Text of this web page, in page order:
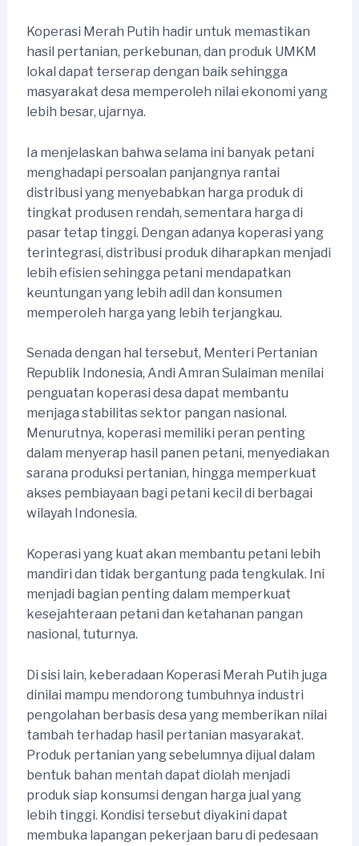
Koperasi Merah Putih hadir untuk memastikan
hasil pertanian, perkebunan, dan produk UMKM
lokal dapat terserap dengan baik sehingga
masyarakat desa memperoleh nilai ekonomi yang
lebih besar, ujarnya.
Ia menjelaskan bahwa selama ini banyak petani
menghadapi persoalan panjangnya rantai
distribusi yang menyebabkan harga produk di
tingkat produsen rendah, sementara harga di
pasar tetap tinggi. Dengan adanya koperasi yang
terintegrasi, distribusi produk diharapkan menjadi
lebih efisien sehingga petani mendapatkan
keuntungan yang lebih adil dan konsumen
memperoleh harga yang lebih terjangkau.
Senada dengan hal tersebut, Menteri Pertanian
Republik Indonesia, Andi Amran Sulaiman menilai
penguatan koperasi desa dapat membantu
menjaga stabilitas sektor pangan nasional.
Menurutnya, koperasi memiliki peran penting
dalam menyerap hasil panen petani, menyediakan
sarana produksi pertanian, hingga memperkuat
akses pembiayaan bagi petani kecil di berbagai
wilayah Indonesia.
Koperasi yang kuat akan membantu petani lebih
mandiri dan tidak bergantung pada tengkulak. Ini
menjadi bagian penting dalam memperkuat
kesejahteraan petani dan ketahanan pangan
nasional, tuturnya.
Di sisi lain, keberadaan Koperasi Merah Putih juga
dinilai mampu mendorong tumbuhnya industri
pengolahan berbasis desa yang memberikan nilai
tambah terhadap hasil pertanian masyarakat.
Produk pertanian yang sebelumnya dijual dalam
bentuk bahan mentah dapat diolah menjadi
produk siap konsumsi dengan harga jual yang
lebih tinggi. Kondisi tersebut diyakini dapat
membuka lapangan pekerjaan baru di pedesaan